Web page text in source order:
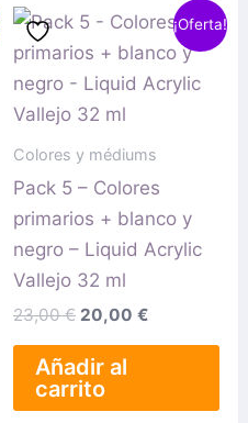
¡Oferta!
Colores y médiums
Pack 5 – Colores
primarios + blanco y
negro – Liquid Acrylic
Vallejo 32 ml
23,00€
El
original
era:
23,00 €.
20,00 €
El
precio
actual
es:
20,00 €.
Añadir al
carrito